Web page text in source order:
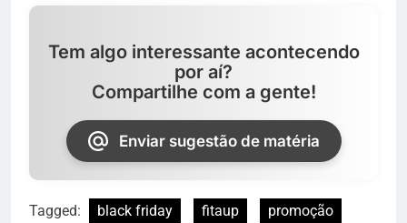
Tem algo interessante acontecendo
por aí?
Compartilhe com a gente!
Enviar sugestão de matéria
Tagged: black friday fitaup promoção